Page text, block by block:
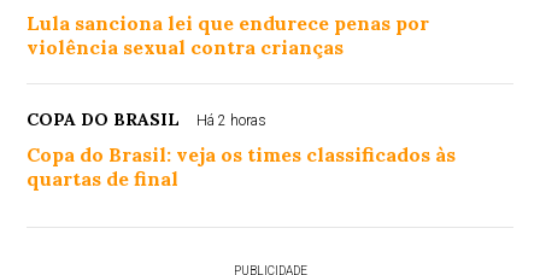
Lula sanciona lei que endurece penas por
violência sexual contra crianças
COPA DO BRASIL Há 2 horas
Copa do Brasil: veja os times classificados às
quartas de final
PUBLICIDADE